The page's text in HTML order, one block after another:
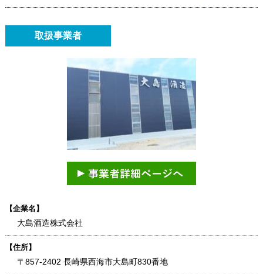
取扱事業者
【企業名】
大島酒造株式会社
【住所】
〒857-2402 長崎県西海市大島町830番地